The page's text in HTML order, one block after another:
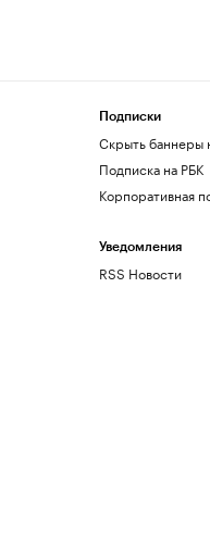
Подписки
Скрыть баннеры
Подписка на РБК
Корпоративная
Уведомления
RSS Новости